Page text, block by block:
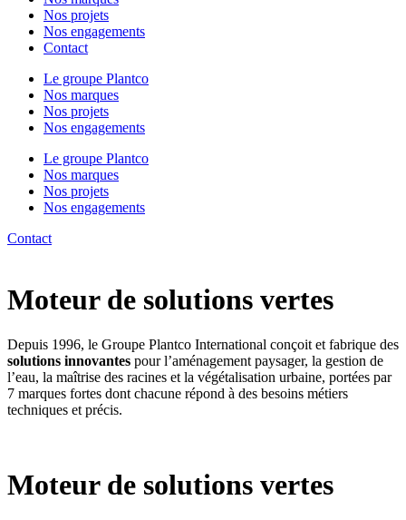
Nos projets
Nos engagements
Contact
Le groupe Plantco
Nos marques
Nos projets
Nos engagements
Le groupe Plantco
Nos marques
Nos projets
Nos engagements
Contact
Moteur de solutions vertes
Depuis 1996, le Groupe Plantco International conçoit et fabrique des
solutions innovantes pour l’aménagement paysager, la gestion de
l’eau, la maîtrise des racines et la végétalisation urbaine, portées par
7 marques fortes dont chacune répond à des besoins métiers
techniques et précis.
Moteur de solutions vertes